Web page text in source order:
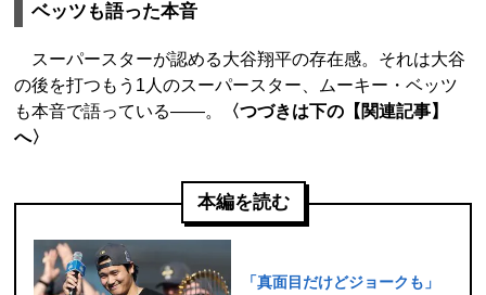
ベッツも語った本音
スーパースターが認める大谷翔平の存在感。それは大谷
の後を打つもう1人のスーパースター、ムーキー・ベッツ
も本音で語っている――。
〈つづきは下の【関連記事】
へ〉
本編を読む
「真面目だけどジョークも」